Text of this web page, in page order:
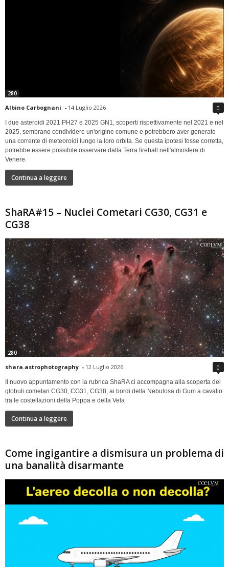
280
Albino Carbognani - 14 Luglio 2026 0
I due asteroidi 2021 PH27 e 2025 GN1, scoperti rispettivamente nel 2021 e nel
2025, sembrano condividere un'origine comune e potrebbero aver generato
una corrente di meteoroidi lungo la loro orbita. Se questa ipotesi fosse corretta,
potrebbe essere possibile osservare dalla Terra fireball nell'atmosfera di
Venere.
Continua a leggere
ShaRA#15 – Nuclei Cometari CG30, CG31 e
CG38
280
shara.astrophotography - 12 Luglio 2026 0
Il nuovo appuntamento con la rubrica ShaRA ci accompagna alla scoperta dei
globuli cometari CG30, CG31, CG38, ai bordi della Nebulosa di Gum a cavallo
tra le costellazioni della Poppa e della Vela
Continua a leggere
Come ingigantire a dismisura un problema di
una banalità disarmante